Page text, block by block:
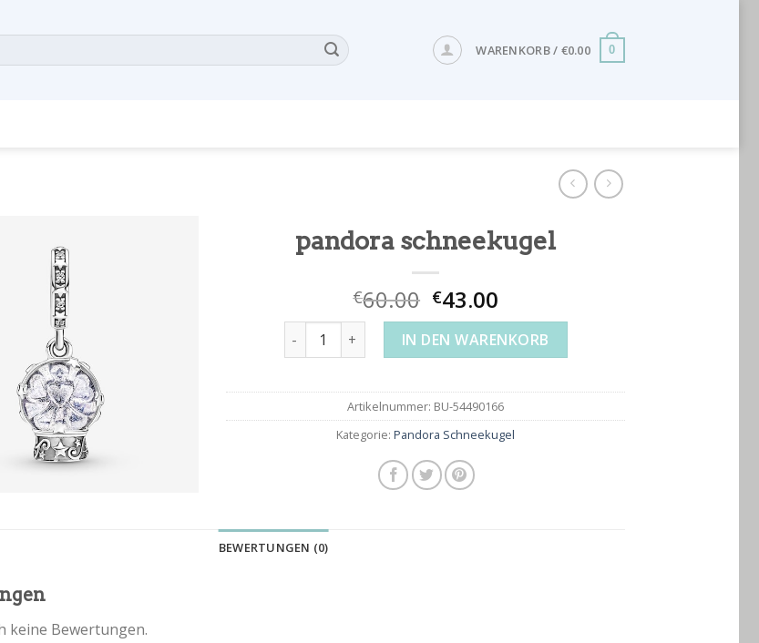
WARENKORB / €0.00 0
pandora schneekugel
€60.00 €43.00
pandora schneekugel MengeIN DEN WARENKORB
Artikelnummer: BU-54490166
Kategorie:Pandora Schneekugel
BEWERTUNGEN (0)
keine Bewertungen.